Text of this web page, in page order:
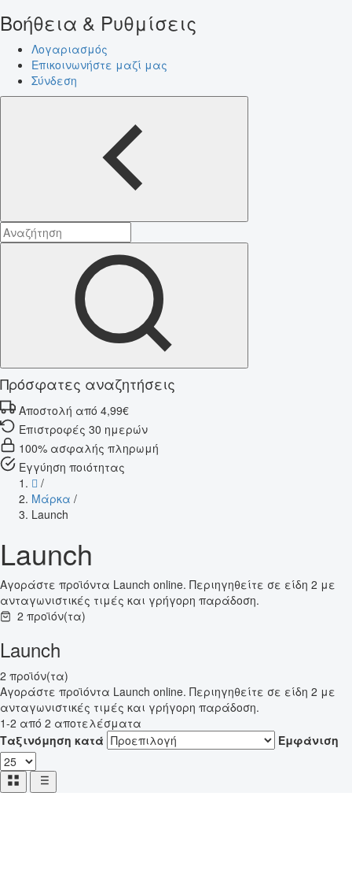
Βοήθεια & Ρυθμίσεις
Λογαριασμός
Επικοινωνήστε μαζί μας
Σύνδεση
Πρόσφατες αναζητήσεις
Αποστολή από 4,99€
Επιστροφές 30 ημερών
100% ασφαλής πληρωμή
Εγγύηση ποιότητας
/
Μάρκα /
Launch
Launch
Αγοράστε προϊόντα Launch online. Περιηγηθείτε σε είδη 2 με
ανταγωνιστικές τιμές και γρήγορη παράδοση.
2 προϊόν(τα)
Launch
2 προϊόν(τα)
Αγοράστε προϊόντα Launch online. Περιηγηθείτε σε είδη 2 με
ανταγωνιστικές τιμές και γρήγορη παράδοση.
1-2 από 2 αποτελέσματα
Ταξινόμηση κατά
Εμφάνιση